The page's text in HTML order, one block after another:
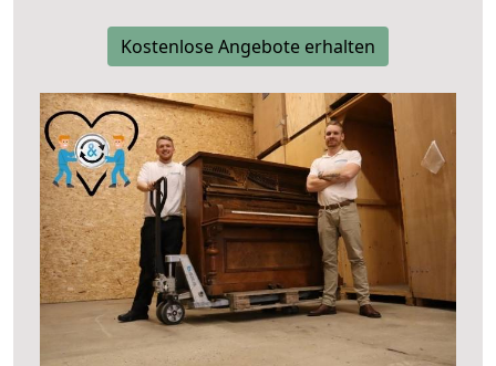
Kostenlose Angebote erhalten